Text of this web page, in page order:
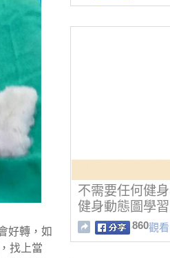
好轉，如
找上當
不需要任何健
健身動態圖學
果！
860觀看